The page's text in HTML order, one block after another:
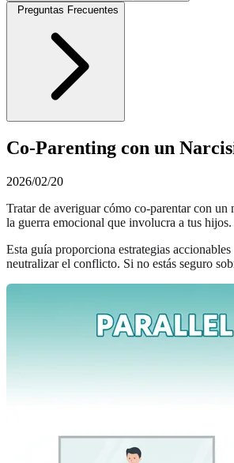
Preguntas Frecuentes
Co-Parenting con un
2026/02/20
Tratar de averiguar cómo co-parentar con
la guerra emocional que involucra a tus
Esta guía proporciona estrategias
neutralizar el conflicto. Si no estás seguro